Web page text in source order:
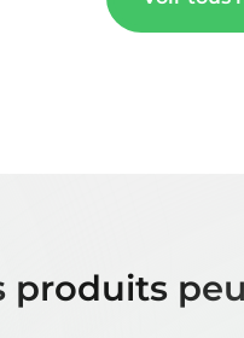
produits